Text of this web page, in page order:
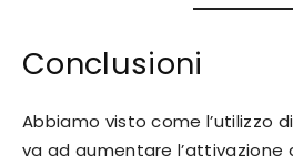
Conclusioni
Abbiamo visto come l’utilizzo
va ad aumentare l’attivazione